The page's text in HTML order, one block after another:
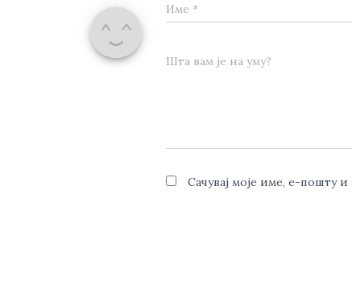
Име *
Шта вам је на уму?
Сачувај моје име, е-пошту